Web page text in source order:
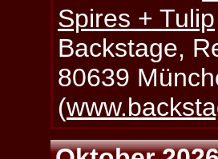
Spires + Tulip
Backstage,
80639
(